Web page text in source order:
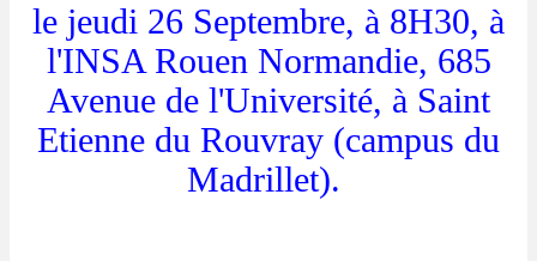
le jeudi 26 Septembre, à 8H30, à
l'INSA Rouen Normandie, 685
Avenue de l'Université, à Saint
Etienne du Rouvray (campus du
Madrillet).